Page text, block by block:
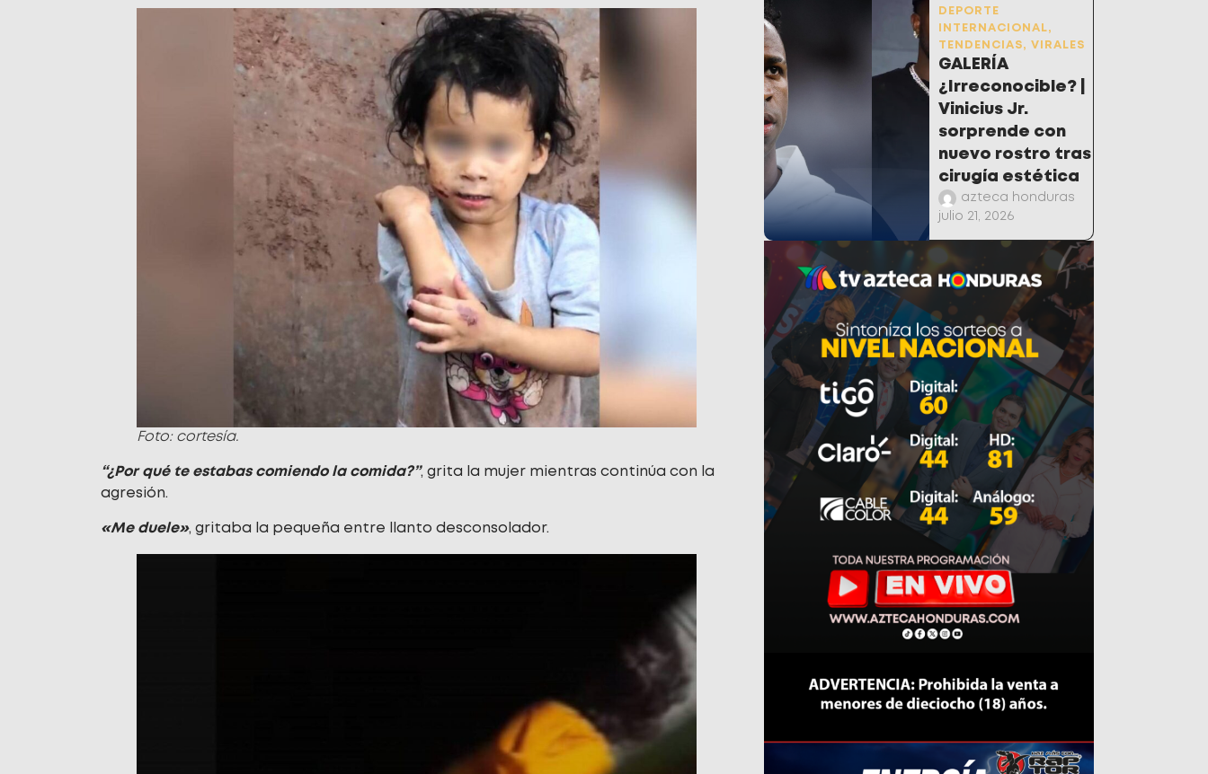
Foto: cortesía.
“¿Por qué te estabas comiendo la comida?”, grita la mujer mientras continúa con la
agresión.
«Me duele», gritaba la pequeña entre llanto desconsolador.
DEPORTE
INTERNACIONAL,
TENDENCIAS, VIRALES
GALERÍA
¿Irreconocible? |
Vinicius Jr.
sorprende con
nuevo rostro tras
cirugía estética
azteca honduras
julio 21, 2026